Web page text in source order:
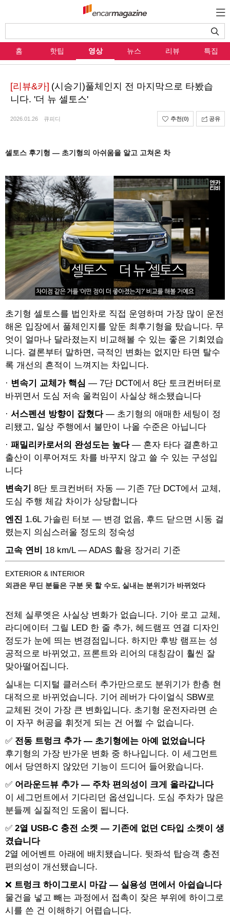
홈 핫팁 영상 뉴스 리뷰 특집
[리뷰&카] (시승기)풀체인지 전 마지막으로 타봤습
니다. '더 뉴 셀토스'
2026.01.26 큐피디 추천(0) 공유
셀토스 후기형 — 초기형의 아쉬움을 알고 고쳐온 차
초기형 셀토스를 법인차로 직접 운영하며 가장 많이 운전
해온 입장에서 풀체인지를 앞둔 최후기형을 탔습니다. 무
엇이 얼마나 달라졌는지 비교해볼 수 있는 좋은 기회였습
니다. 결론부터 말하면, 극적인 변화는 없지만 타면 탈수
록 개선의 흔적이 느껴지는 차입니다.
· 변속기 교체가 핵심 — 7단 DCT에서 8단 토크컨버터로
바뀌면서 도심 저속 울컥임이 사실상 해소됐습니다
· 서스펜션 방향이 잡혔다— 초기형의 애매한 세팅이 정
리됐고, 일상 주행에서 불만이 나올 수준은 아닙니다
· 패밀리카로서의 완성도는 높다— 혼자 타다 결혼하고
출산이 이루어져도 차를 바꾸지 않고 쓸 수 있는 구성입
니다
변속기
8단 토크컨버터 자동 — 기존 7단 DCT에서 교체,
도심 주행 체감 차이가 상당합니다
엔진 1.6L 가솔린 터보 — 변경 없음, 후드 닫으면 시동 걸
렸는지 의심스러울 정도의 정숙성
고속 연비
18 km/L — ADAS 활용 장거리 기준
EXTERIOR & INTERIOR
외관은 무딘 분들은 구분 못 할 수도, 실내는 분위기가 바뀌었다
전체 실루엣은 사실상 변화가 없습니다. 기아 로고 교체,
라디에이터 그릴 LED 한 줄 추가, 헤드램프 연결 디자인
정도가 눈에 띄는 변경점입니다. 하지만 후방 램프는 성
공적으로 바뀌었고, 프론트와 리어의 대칭감이 훨씬 잘
맞아떨어집니다.
실내는 디지털 클러스터 추가만으로도 분위기가 한층 현
대적으로 바뀌었습니다. 기어 레버가 다이얼식 SBW로
교체된 것이 가장 큰 변화입니다. 초기형 운전자라면 손
이 자꾸 허공을 휘젓게 되는 건 어쩔 수 없습니다.
✅ 전동 트렁크 추가 — 초기형에는 아예 없었습니다
후기형의 가장 반가운 변화 중 하나입니다. 이 세그먼트
에서 당연하지 않았던 기능이 드디어 들어왔습니다.
✅ 어라운드뷰 추가 — 주차 편의성이 크게 올라갑니다
이 세그먼트에서 기다리던 옵션입니다. 도심 주차가 많은
분들께 실질적인 도움이 됩니다.
✅ 2열 USB-C 충전 소켓 — 기존에 없던 C타입 소켓이 생
겼습니다
2열 에어벤트 아래에 배치됐습니다. 뒷좌석 탑승객 충전
편의성이 개선됐습니다.
❌ 트렁크 하이그로시 마감 — 실용성 면에서 아쉽습니다
물건을 넣고 빼는 과정에서 접촉이 잦은 부위에 하이그로
시를 쓴 건 이해하기 어렵습니다.